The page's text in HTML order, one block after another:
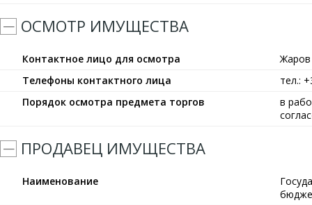
ОСМОТР ИМУЩЕСТВА
Контактное лицо для осмотра
Телефоны контактного лица
тел.:
Порядок осмотра предмета торгов
в
ПРОДАВЕЦ ИМУЩЕСТВА
Наименование